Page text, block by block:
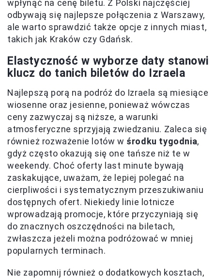
wpłynąć na cenę biletu. Z Polski najczęściej
odbywają się najlepsze połączenia z Warszawy,
ale warto sprawdzić także opcje z innych miast,
takich jak Kraków czy Gdańsk.
Elastyczność w wyborze daty stanowi
klucz do tanich biletów do Izraela
Najlepszą porą na podróż do Izraela są miesiące
wiosenne oraz jesienne, ponieważ wówczas
ceny zazwyczaj są niższe, a warunki
atmosferyczne sprzyjają zwiedzaniu. Zaleca się
również rozważenie lotów w środku tygodnia,
gdyż często okazują się one tańsze niż te w
weekendy. Choć oferty last minute bywają
zaskakujące, uważam, że lepiej polegać na
cierpliwości i systematycznym przeszukiwaniu
dostępnych ofert. Niekiedy linie lotnicze
wprowadzają promocje, które przyczyniają się
do znacznych oszczędności na biletach,
zwłaszcza jeżeli można podróżować w mniej
popularnych terminach.
Nie zapomnij również o dodatkowych kosztach,